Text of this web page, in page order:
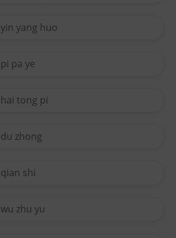
yin yang huo
pi pa ye
hai tong pi
du zhong
qian shi
wu zhu yu